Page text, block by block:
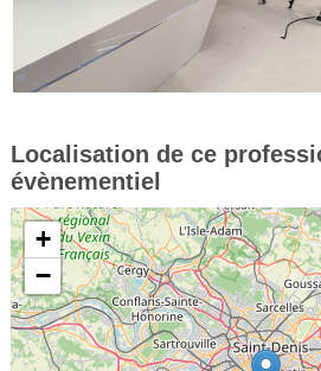
Localisation de ce
évènementiel
+
−